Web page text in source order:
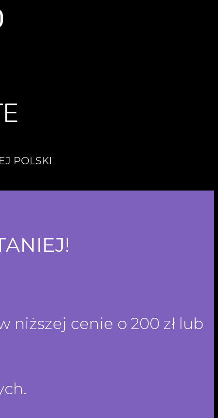
POLSKI
niższej cenie o 200 zł lub